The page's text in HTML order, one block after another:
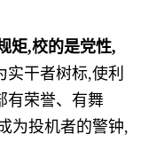
矩,校的是党性,
干者树标,使利
有荣誉、有舞
为投机者的警钟,